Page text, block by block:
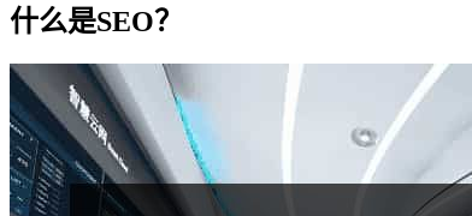
什么是SEO？